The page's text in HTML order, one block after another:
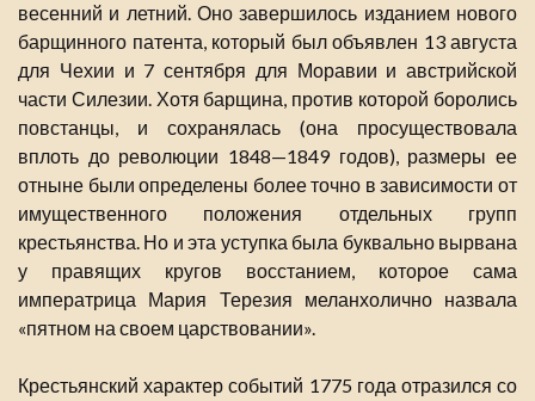
весенний и летний. Оно завершилось изданием нового
барщинного патента, который был объявлен 13 августа
для Чехии и 7 сентября для Моравии и австрийской
части Силезии. Хотя барщина, против которой боролись
повстанцы, и сохранялась (она просуществовала
вплоть до революции 1848—1849 годов), размеры ее
отныне были определены более точно в зависимости от
имущественного положения отдельных групп
крестьянства. Но и эта уступка была буквально вырвана
у правящих кругов восстанием, которое сама
императрица Мария Терезия меланхолично назвала
«пятном на своем царствовании».
Крестьянский характер событий 1775 года отразился со